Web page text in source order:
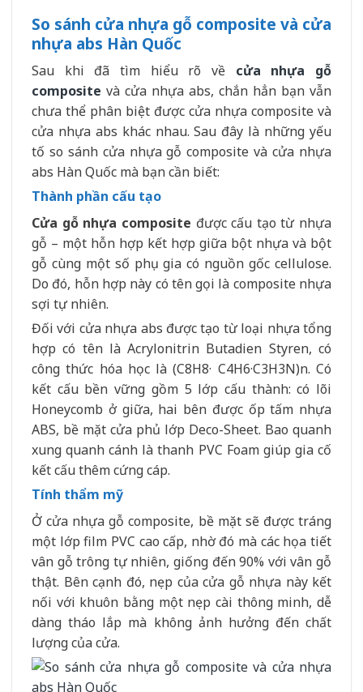
So sánh cửa nhựa gỗ composite và cửa
nhựa abs Hàn Quốc
Sau khi đã tìm hiểu rõ về cửa nhựa gỗ
composite và cửa nhựa abs, chắn hẳn bạn vẫn
chưa thể phân biệt được cửa nhựa composite và
cửa nhựa abs khác nhau. Sau đây là những yếu
tố so sánh cửa nhựa gỗ composite và cửa nhựa
abs Hàn Quốc mà bạn cần biết:
Thành phần cấu tạo
Cửa gỗ nhựa composite được cấu tạo từ nhựa
gỗ – một hỗn hợp kết hợp giữa bột nhựa và bột
gỗ cùng một số phụ gia có nguồn gốc cellulose.
Do đó, hỗn hợp này có tên gọi là composite nhựa
sợi tự nhiên.
Đối với cửa nhựa abs được tạo từ loại nhựa tổng
hợp có tên là Acrylonitrin Butadien Styren, có
công thức hóa học là (C8H8· C4H6·C3H3N)n. Có
kết cấu bền vững gồm 5 lớp cấu thành: có lõi
Honeycomb ở giữa, hai bên được ốp tấm nhựa
ABS, bề mặt cửa phủ lớp Deco-Sheet. Bao quanh
xung quanh cánh là thanh PVC Foam giúp gia cố
kết cấu thêm cứng cáp.
Tính thẩm mỹ
Ở cửa nhựa gỗ composite, bề mặt sẽ được tráng
một lớp film PVC cao cấp, nhờ đó mà các họa tiết
vân gỗ trông tự nhiên, giống đến 90% với vân gỗ
thật. Bên cạnh đó, nẹp của cửa gỗ nhựa này kết
nối với khuôn bằng một nẹp cài thông minh, dễ
dàng tháo lắp mà không ảnh hưởng đến chất
lượng của cửa.